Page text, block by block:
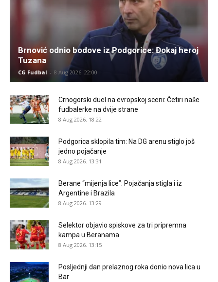
Brnović odnio bodove iz Podgorice: Đokaj heroj
Tuzana
CG Fudbal - 8 Aug 2026. 22:00
Crnogorski duel na evropskoj sceni: Četiri naše
fudbalerke na dvije strane
8 Aug 2026. 18:22
Podgorica sklopila tim: Na DG arenu stiglo još
jedno pojačanje
8 Aug 2026. 13:31
Berane “mijenja lice”: Pojačanja stigla i iz
Argentine i Brazila
8 Aug 2026. 13:29
Selektor objavio spiskove za tri pripremna
kampa u Beranama
8 Aug 2026. 13:15
Posljednji dan prelaznog roka donio nova lica u
Bar